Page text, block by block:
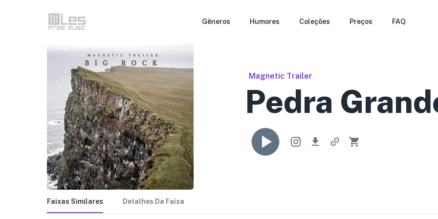
Gêneros Humores Coleções Preços FAQ
Magnetic Trailer
Pedra
Faixas Similares Detalhes Da Faixa